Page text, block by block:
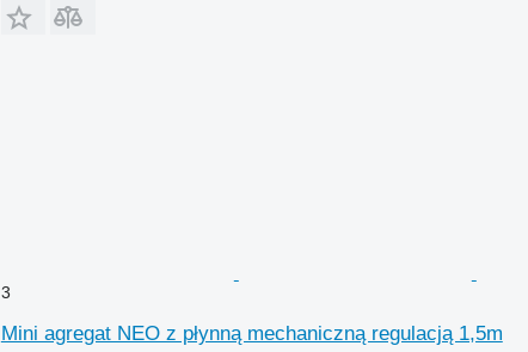
3
Mini agregat NEO z płynną mechaniczną regulacją 1,5m